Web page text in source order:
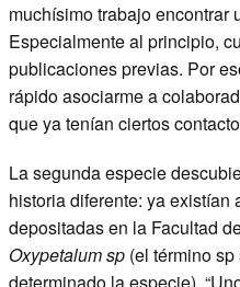
muchísimo trabajo encontrar
Especialmente al principio,
publicaciones previas. Por
rápido asociarme a
que ya tenían ciertos
La segunda especie
historia diferente: ya existían
depositadas en la Facultad
Oxypetalum sp (el término